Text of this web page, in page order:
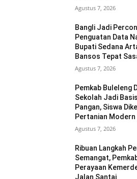
Agustus 7, 2026
Bangli Jadi
Penguatan Data
Bupati Sedana
Bansos Tepat
Agustus 7, 2026
Pemkab Buleleng
Sekolah Jadi
Pangan, Siswa
Pertanian Modern
Agustus 7, 2026
Ribuan Langkah
Semangat,
Perayaan
Jalan Santai